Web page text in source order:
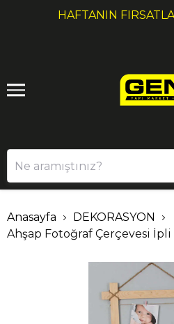
HAFTANIN
1 2
Anasayfa
DEKORASYON
Ahşap Fotoğraf Çerçevesi